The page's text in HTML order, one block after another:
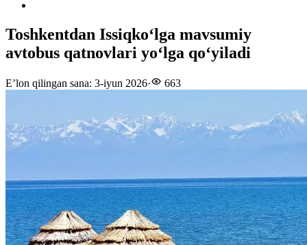
Toshkentdan Issiqko‘lga mavsumiy
avtobus qatnovlari yo‘lga qo‘yiladi
E’lon qilingan sana: 3-iyun 2026· 663